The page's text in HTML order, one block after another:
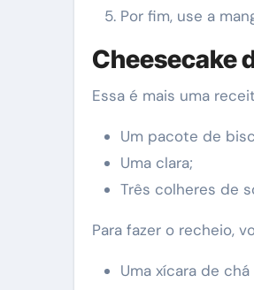
Por fim, use a
Cheesecake
Essa é mais uma
Um pacote de
Uma clara;
Três colheres de
Para fazer o recheio,
Uma xícara de